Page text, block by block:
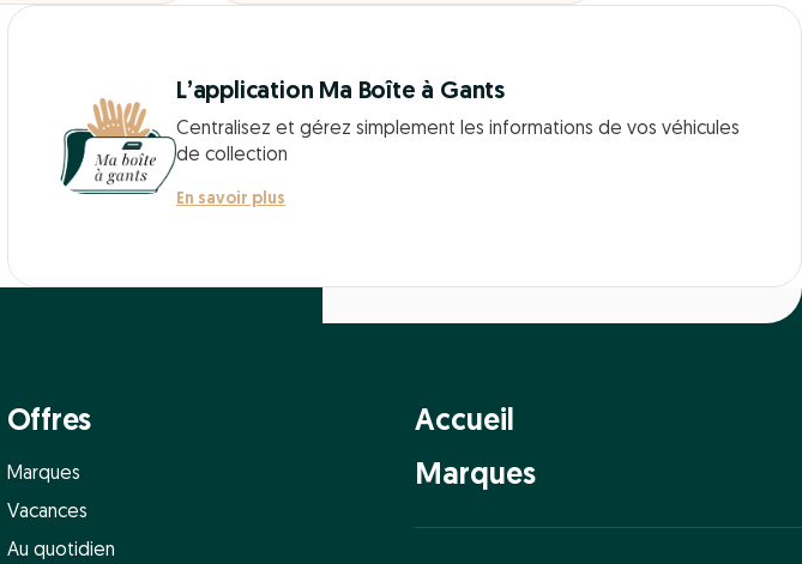
L’application Ma Boîte à Gants
Centralisez et gérez simplement les informations de vos véhicules
de collection
En savoir plus
Offres
Marques
Vacances
Au quotidien
Accueil
Marques